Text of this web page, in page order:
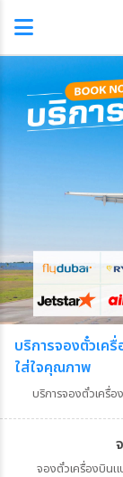
บริการจองตั๋วเค
ใส่ใจคุณภาพ
บริการจองตั๋วเครื่อ
จองตั๋วเครื่องบิน